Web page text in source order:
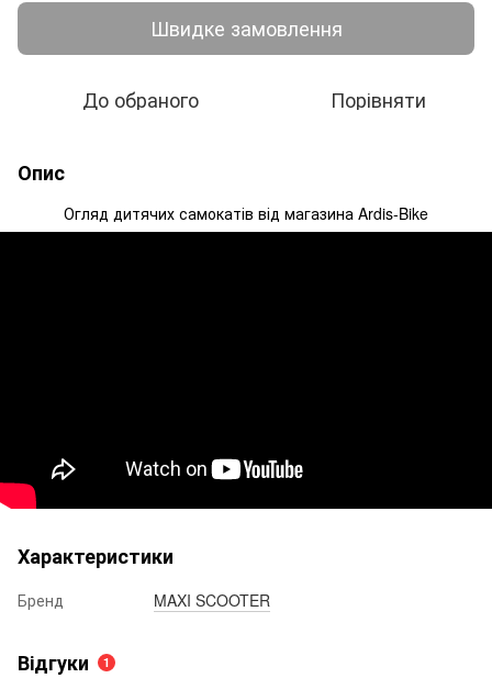
Швидке замовлення
До обраного Порівняти
Опис
Огляд дитячих самокатів від магазина Ardis-Bike
Характеристики
Бренд MAXI SCOOTER
Відгуки 1